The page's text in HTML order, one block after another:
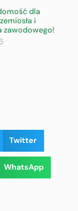
dla
i
zawodowego!
Twitter
WhatsApp